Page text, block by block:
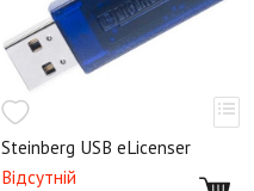
Steinberg USB eLicenser
Відсутній